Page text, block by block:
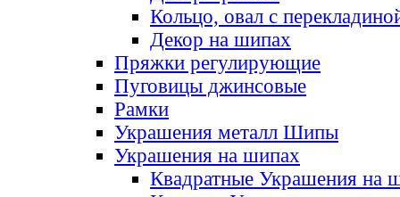
Кольцо, овал с
Декор на шипах
Пряжки регулирующие
Пуговицы джинсовые
Рамки
Украшения металл Шипы
Украшения на шипах
Квадратные Украшения на